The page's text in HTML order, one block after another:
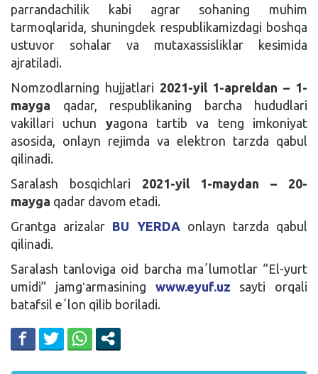
parrandachilik kabi agrar sohaning muhim
tarmoqlarida, shuningdek respublikamizdagi boshqa
ustuvor sohalar va mutaxassisliklar kesimida
ajratiladi.
Nomzodlarning hujjatlari 2021-yil 1-apreldan – 1-
mayga qadar, respublikaning barcha hududlari
vakillari uchun yagona tartib va teng imkoniyat
asosida, onlayn rejimda va elektron tarzda qabul
qilinadi.
Saralash bosqichlari 2021-yil 1-maydan – 20-
mayga qadar davom etadi.
Grantga arizalar BU YERDA onlayn tarzda qabul
qilinadi.
Saralash tanloviga oid barcha maʼlumotlar “El-yurt
umidi” jamgʻarmasining www.eyuf.uz sayti orqali
batafsil eʼlon qilib boriladi.